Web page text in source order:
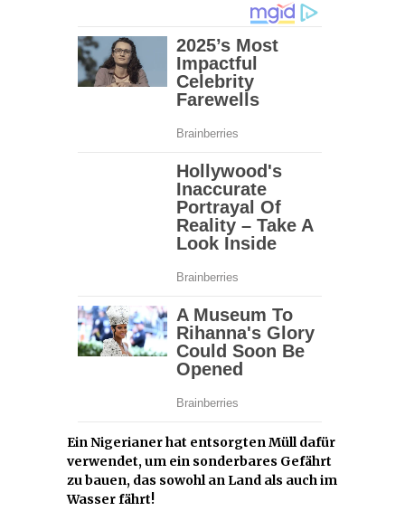
Ein Nigerianer hat entsorgten Müll dafür
verwendet, um ein sonderbares Gefährt
zu bauen, das sowohl an Land als auch im
Wasser fährt!